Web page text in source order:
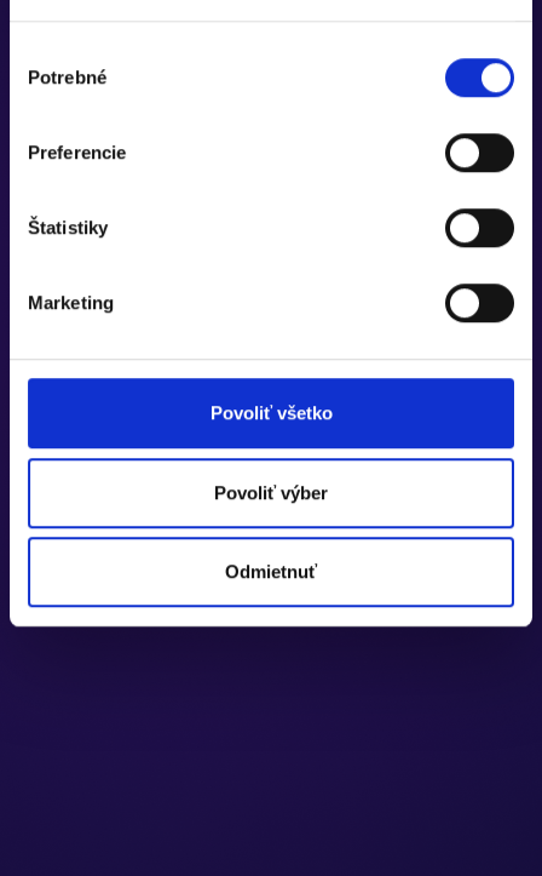
súhlasu
Potrebné
Preferencie
Štatistiky
Marketing
Povoliť všetko
Povoliť výber
Odmietnuť